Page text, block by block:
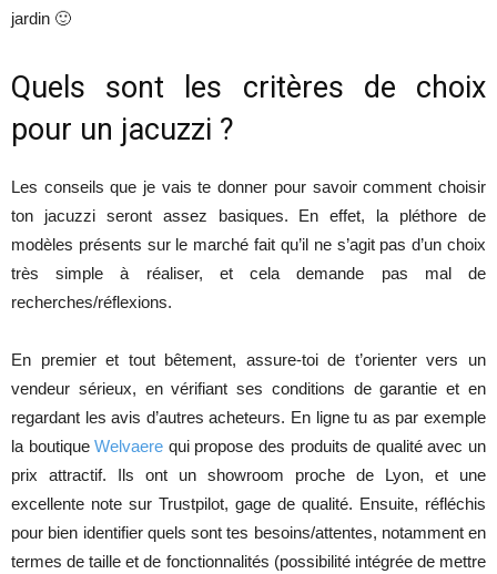
jardin 🙂
Quels sont les critères de choix
pour un jacuzzi ?
Les conseils que je vais te donner pour savoir comment choisir
ton jacuzzi seront assez basiques. En effet, la pléthore de
modèles présents sur le marché fait qu’il ne s’agit pas d’un choix
très simple à réaliser, et cela demande pas mal de
recherches/réflexions.
En premier et tout bêtement, assure-toi de t’orienter vers un
vendeur sérieux, en vérifiant ses conditions de garantie et en
regardant les avis d’autres acheteurs. En ligne tu as par exemple
la boutiqueWelvaere qui propose des produits de qualité avec un
prix attractif. Ils ont un showroom proche de Lyon, et une
excellente note sur Trustpilot, gage de qualité. Ensuite, réfléchis
pour bien identifier quels sont tes besoins/attentes, notamment en
termes de taille et de fonctionnalités (possibilité intégrée de mettre